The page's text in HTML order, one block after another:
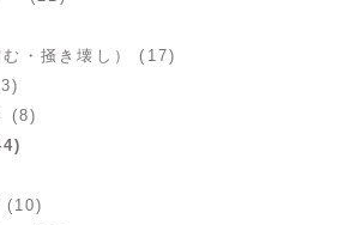
・掻き壊し） (17)
(8)
(10)